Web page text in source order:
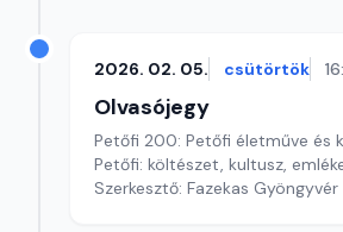
2026. 02. 05. csütörtök
Olvasójegy
Petőfi 200: Petőfi életműve és
Petőfi: költészet, kultusz,
Szerkesztő: Fazekas Gyöngyvér